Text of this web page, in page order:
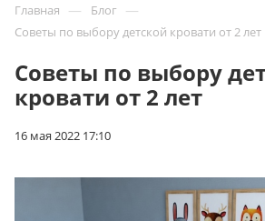
Главная — Блог —
Советы по выбору детской кровати от 2 лет
Советы по выбору
кровати от 2 лет
16 мая 2022 17:10